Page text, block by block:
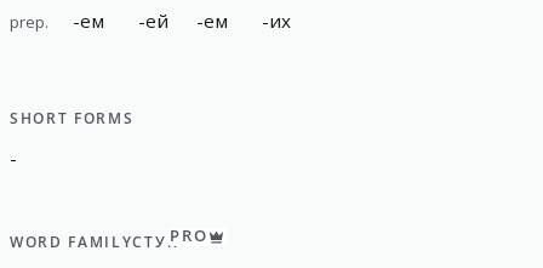
prep. -ем -ей -ем -их
SHORT FORMS
-
WORD FAMILYСТУКPRO